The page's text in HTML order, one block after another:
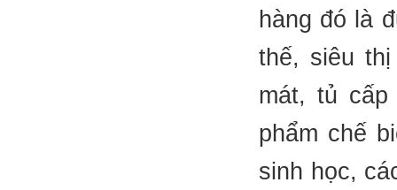
hàng đó là
thế, siêu
mát, tủ
phẩm chế
sinh học,